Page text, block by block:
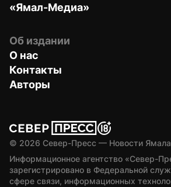
«Ямал-Медиа»
Об издании
О нас
Контакты
Авторы
© 2026 Север-Пресс — Новости
Информационное агентство «Север-
зарегистрировано в Федеральной
сфере связи, информационных